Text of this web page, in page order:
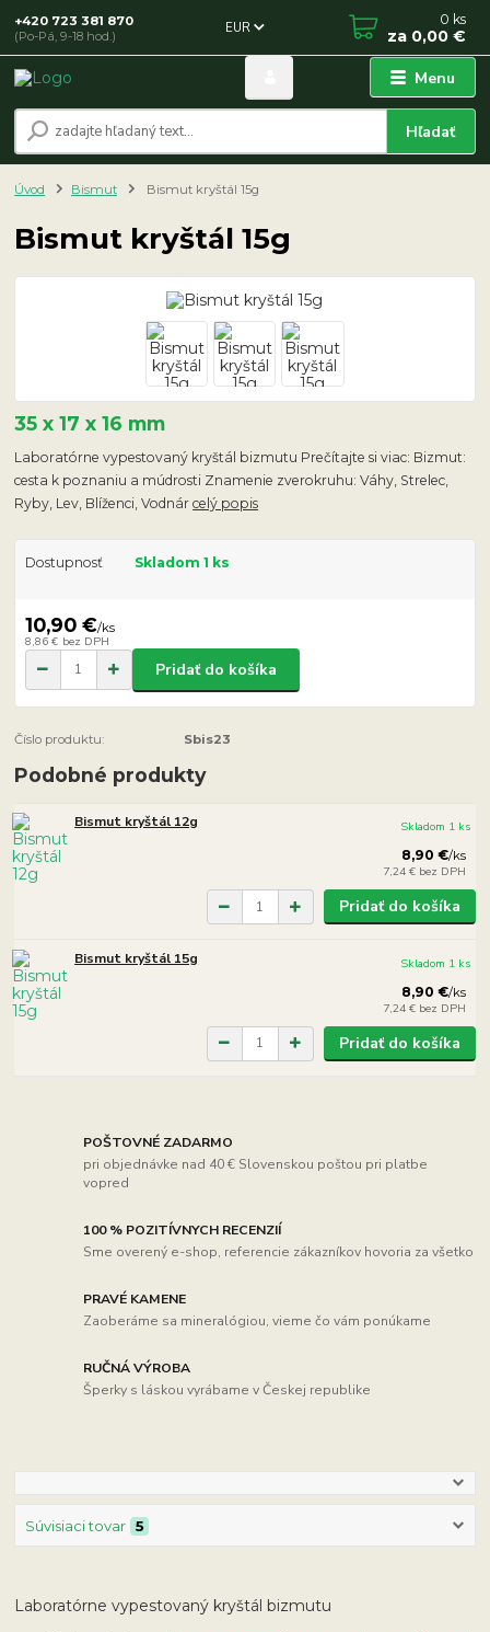
Menu
EUR
Hľadať
+420 723 381 870
(Po-Pá, 9-18 hod.)
0 ks
za 0,00 €
Úvod Bismut Bismut kryštál 15g
Bismut kryštál 15g
35 x 17 x 16 mm
Laboratórne vypestovaný kryštál bizmutu Prečítajte si viac: Bizmut:
cesta k poznaniu a múdrosti Znamenie zverokruhu: Váhy, Strelec,
Ryby, Lev, Blíženci, Vodnárcelý popis
Dostupnosť Skladom 1 ks
10,90 €/ks
8,86 € bez DPH
Pridať do košíka
Číslo produktu: Sbis23
Podobné produkty
Bismut kryštál 12g
8,90 €/ks
7,24 € bez DPH
Skladom 1 ks
Pridať do košíka
Bismut kryštál 15g
8,90 €/ks
7,24 € bez DPH
Skladom 1 ks
Pridať do košíka
POŠTOVNÉ ZADARMO
pri objednávke nad 40 € Slovenskou poštou pri platbe
vopred
100 % POZITÍVNYCH RECENZIÍ
Sme overený e-shop, referencie zákazníkov hovoria za všetko
PRAVÉ KAMENE
Zaoberáme sa mineralógiou, vieme čo vám ponúkame
RUČNÁ VÝROBA
Šperky s láskou vyrábame v Českej republike
Súvisiaci tovar 5
Laboratórne vypestovaný kryštál bizmutu